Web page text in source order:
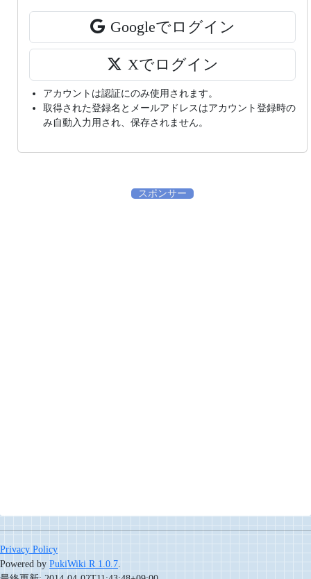
Googleでログイン
Xでログイン
アカウントは認証にのみ使用されます。
取得された登録名とメールアドレスはアカウント登録時の
み自動入力用され、保存されません。
スポンサー
Privacy Policy
Powered by PukiWiki R 1.0.7